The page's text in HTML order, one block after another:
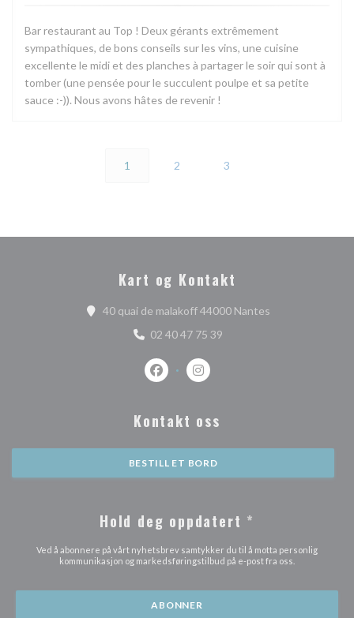
Bar restaurant au Top ! Deux gérants extrêmement
sympathiques, de bons conseils sur les vins, une cuisine
excellente le midi et des planches à partager le soir qui sont à
tomber (une pensée pour le succulent poulpe et sa petite
sauce :-)). Nous avons hâtes de revenir !
1 2 3
Kart og Kontakt
40 quai de malakoff 44000 Nantes((åpner i et nytt
02 40 47 75 39
Facebook ((åpner i et nytt vindu))
Instagram ((åpner i et nytt
Kontakt oss
BESTILL ET BORD
Hold deg oppdatert *
Ved å abonnere på vårt nyhetsbrev samtykker du til å motta personlig
kommunikasjon og markedsføringstilbud på e-post fra oss.
ABONNER